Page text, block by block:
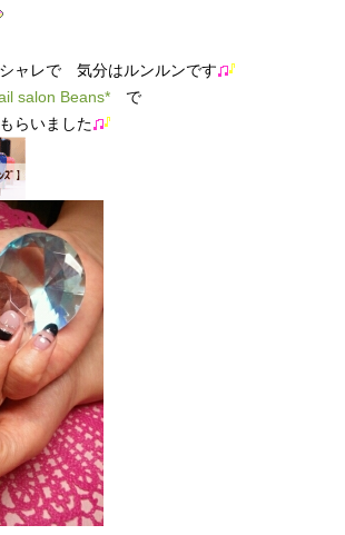
ャレで 気分はルンルンです
salon Beans* で
らいました